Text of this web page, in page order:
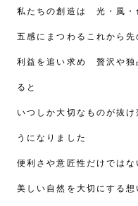
私たちの創造は 光・風・
五感にまつわるこれから
利益を追い求め 贅沢や独
ると
いつしか大切なものが抜
うになりました
便利さや意匠性だけではな
美しい自然を大切にする想